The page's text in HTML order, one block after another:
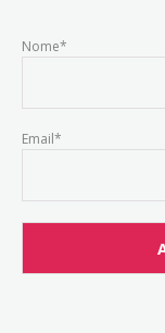
Nome*
Email*